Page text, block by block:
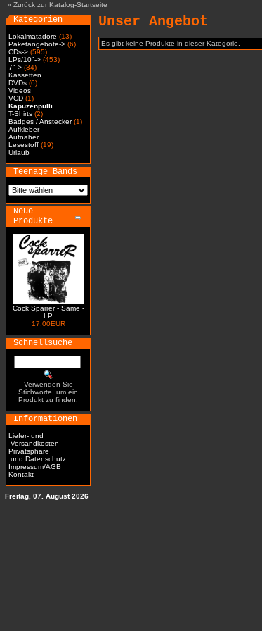
» Zurück zur Katalog-Startseite
Kategorien
Lokalmatadore (13)
Paketangebote-> (6)
CDs-> (595)
LPs/10"-> (453)
7"-> (34)
Kassetten
DVDs (6)
Videos
VCD (1)
Kapuzenpulli
T-Shirts (2)
Badges / Anstecker(1)
Aufkleber
Aufnäher
Lesestoff (19)
Urlaub
Teenage Bands
Neue
Produkte
Cock Sparrer - Same -
LP
17.00EUR
Schnellsuche
Verwenden Sie
Stichworte, um ein
Produkt zu finden.
Informationen
Liefer- und
Versandkosten
Privatsphäre
und Datenschutz
Impressum/AGB
Kontakt
Unser Angebot
Es gibt keine Produkte in dieser Kategorie.
Freitag, 07. August 2026